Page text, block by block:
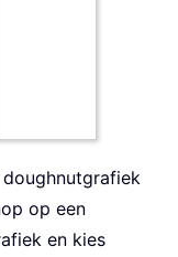
op een
en kies